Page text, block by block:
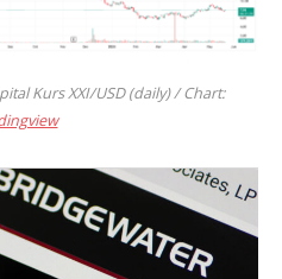
Kurs XXI/USD (daily) / Chart: